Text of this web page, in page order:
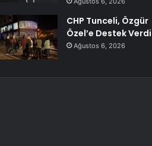
CHP Tunceli, Özgür
Özel’e Destek Verdi
Ağustos 6, 2026